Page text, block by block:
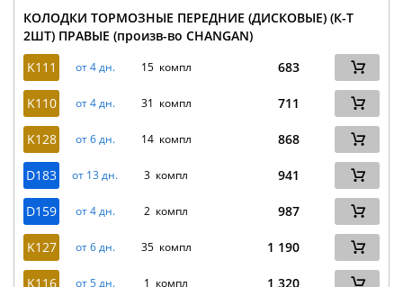
КОЛОДКИ ТОРМОЗНЫЕ ПЕРЕДНИЕ (ДИСКОВЫЕ) (К-Т
2ШТ) ПРАВЫЕ (произв-во CHANGAN)
K111
от 4 дн. 15 компл 683
K110 от 4 дн. 31 компл 711
K128 от 6 дн. 14 компл 868
D183 от 13 дн. 3 компл 941
D159 от 4 дн. 2 компл 987
K127 от 6 дн. 35 компл 1 190
K116 от 5 дн. 1 компл 1 320